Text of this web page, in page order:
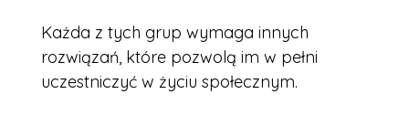
Każda z tych grup wymaga innych
rozwiązań, które pozwolą im w pełni
uczestniczyć w życiu społecznym.